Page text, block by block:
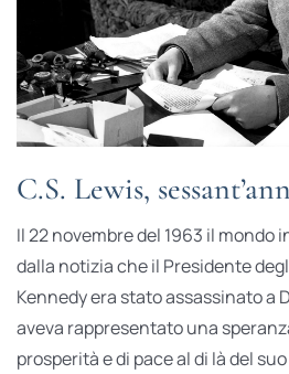
C.S. Lewis,
Il 22 novembre del 1963 il mondo
dalla notizia che il Presidente
Kennedy era stato assassinato a
aveva rappresentato una
prosperità e di pace al di là del